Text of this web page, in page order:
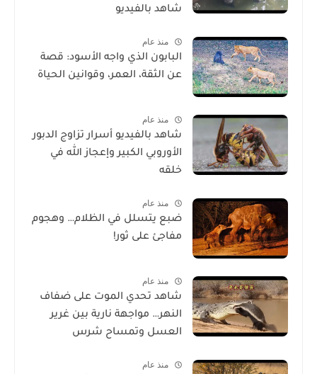
شاهد بالفيديو
منذ عام
البابون الذي واجه الأسود: قصة
عن الثقة، العمر، وقوانين الحياة
منذ عام
شاهد بالفيديو أسرار تزاوج الدبور
الأوروبي الكبير وإعجاز الله في
خلقه
منذ عام
ضبع يتسلل في الظلام… وهجوم
مفاجئ على ثور!
منذ عام
شاهد تحدي الموت على ضفاف
النهر… مواجهة نارية بين غرير
العسل وتمساح شرس
منذ عام